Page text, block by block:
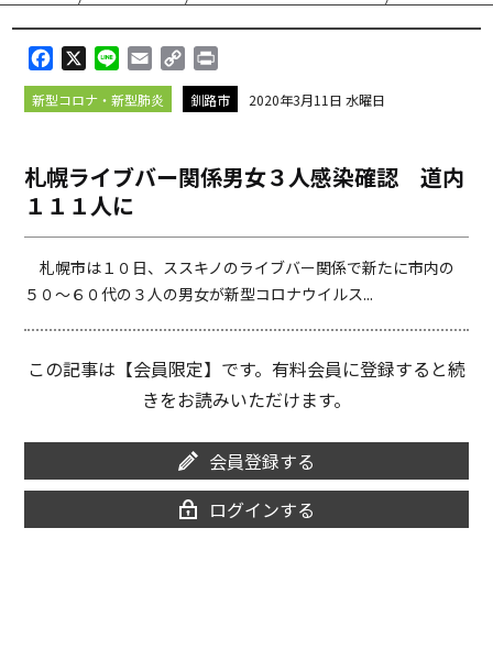
a
c
o
o
i
n
m
a
o
p
i
r
i
新型コロナ・新型肺炎 釧路市 2020年3月11日 水曜日
札幌ライブバー関係男女３人感染確認 道内
１１１人に
札幌市は１０日、ススキノのライブバー関係で新たに市内の
５０～６０代の３人の男女が新型コロナウイルス...
この記事は【会員限定】です。有料会員に登録すると続
きをお読みいただけます。
会員登録する
ログインする